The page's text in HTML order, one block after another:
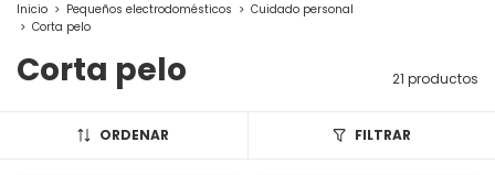
Inicio > Pequeños electrodomésticos > Cuidado personal
> Corta pelo
Corta pelo 21 productos
ORDENAR FILTRAR